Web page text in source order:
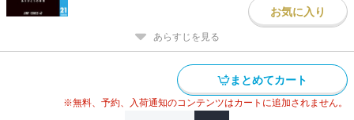
お気に入り
あらすじを見る
まとめてカート
※無料、予約、入荷通知のコンテンツはカートに追加されません。